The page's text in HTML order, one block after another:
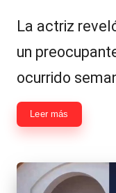
ul
a
C
hi
le
n
a
-
Exclusivas
-
Tv
y
redes
La actriz
un
ocurrido
Leer más